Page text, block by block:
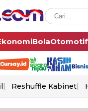
BolaOtomotif
Reshuffle Kabinet